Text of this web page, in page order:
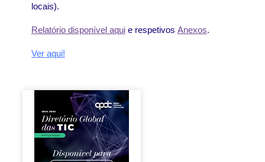
locais).
Relatório disponível aqui e respetivos Anexos.
Ver aqui!